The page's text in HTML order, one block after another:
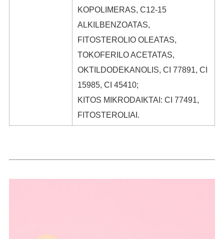
KOPOLIMERAS, C12-15
ALKILBENZOATAS,
FITOSTEROLIO OLEATAS,
TOKOFERILO ACETATAS,
OKTILDODEKANOLIS, CI 77891, CI
15985, CI 45410;
KITOS MIKRODAIKTAI: CI 77491,
FITOSTEROLIAI.